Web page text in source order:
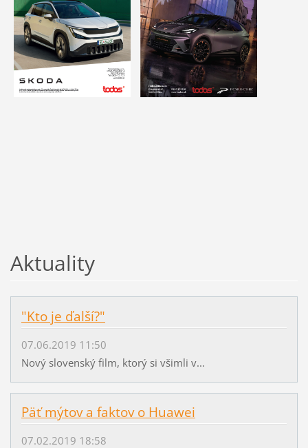
Aktuality
"Kto je ďalší?"
07.06.2019 11:50
Nový slovenský film, ktorý si všimli v...
Päť mýtov a faktov o Huawei
07.02.2019 18:58